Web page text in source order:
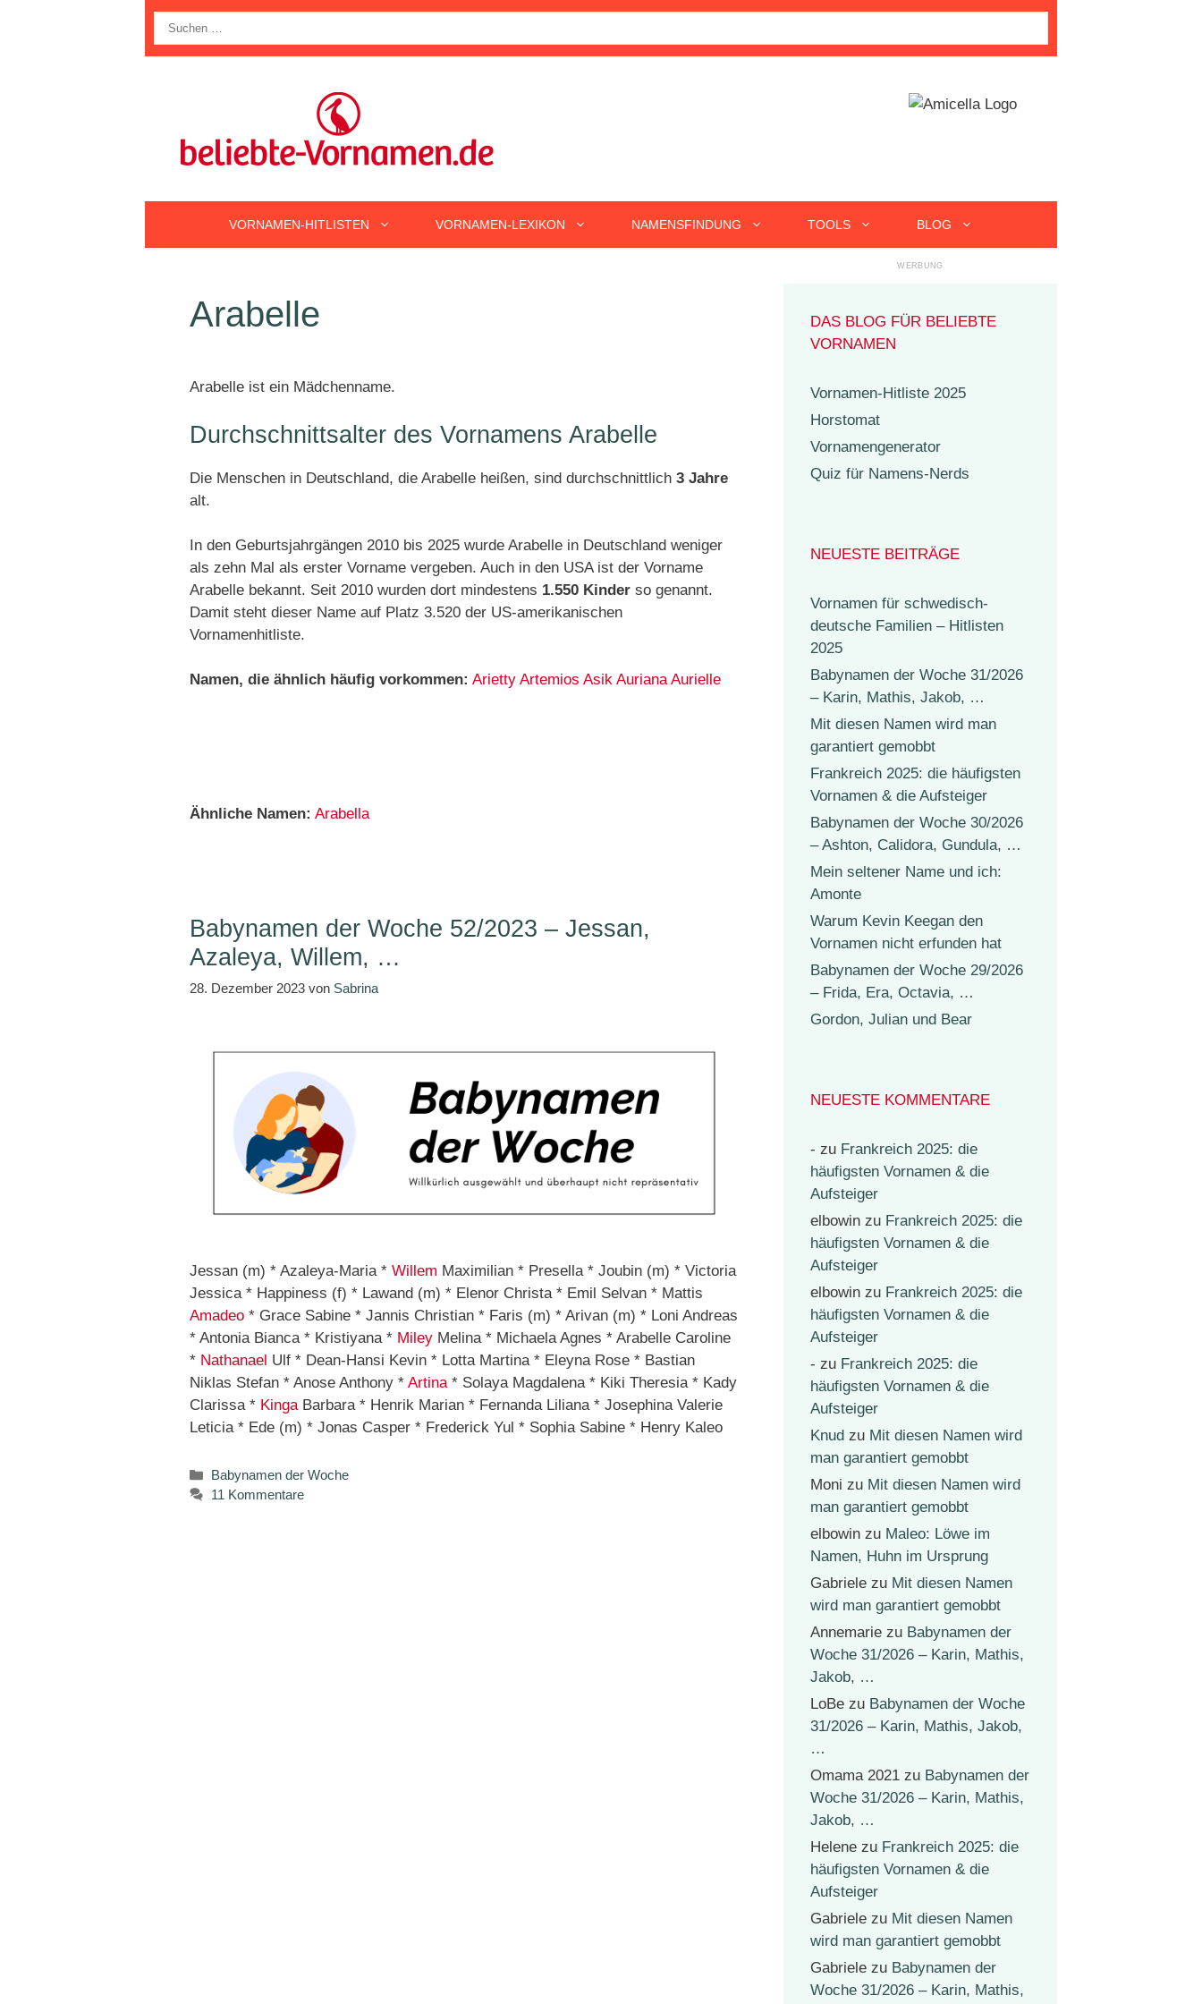
nach:
VORNAMEN-HITLISTEN VORNAMEN-LEXIKON NAMENSFINDUNG TOOLS BLOG
Arabelle
Arabelle ist ein Mädchenname.
Durchschnittsalter des Vornamens Arabelle
Die Menschen in Deutschland, die Arabelle heißen, sind durchschnittlich 3 Jahre
alt.
In den Geburtsjahrgängen 2010 bis 2025 wurde Arabelle in Deutschland weniger
als zehn Mal als erster Vorname vergeben. Auch in den USA ist der Vorname
Arabelle bekannt. Seit 2010 wurden dort mindestens 1.550 Kinder so genannt.
Damit steht dieser Name auf Platz 3.520 der US-amerikanischen
Vornamenhitliste.
Namen, die ähnlich häufig vorkommen: Arietty Artemios Asik Auriana Aurielle
Ähnliche Namen: Arabella
Babynamen der Woche 52/2023 – Jessan,
Azaleya, Willem, …
28. Dezember 2023 von Sabrina
Jessan (m) * Azaleya-Maria * Willem Maximilian * Presella * Joubin (m) * Victoria
Jessica * Happiness (f) * Lawand (m) * Elenor Christa * Emil Selvan * Mattis
Amadeo * Grace Sabine * Jannis Christian * Faris (m) * Arivan (m) * Loni Andreas
* Antonia Bianca * Kristiyana * Miley Melina * Michaela Agnes * Arabelle Caroline
* Nathanael Ulf * Dean-Hansi Kevin * Lotta Martina * Eleyna Rose * Bastian
Niklas Stefan * Anose Anthony * Artina* Solaya Magdalena * Kiki Theresia * Kady
Clarissa * KingaBarbara * Henrik Marian * Fernanda Liliana * Josephina Valerie
Leticia * Ede (m) * Jonas Casper * Frederick Yul * Sophia Sabine * Henry Kaleo
Kategorien
Babynamen der Woche
11 Kommentare
DAS BLOG FÜR BELIEBTE
VORNAMEN
Vornamen-Hitliste 2025
Horstomat
Vornamengenerator
Quiz für Namens-Nerds
NEUESTE BEITRÄGE
Vornamen für schwedisch-
deutsche Familien – Hitlisten
2025
Babynamen der Woche 31/2026
– Karin, Mathis, Jakob, …
Mit diesen Namen wird man
garantiert gemobbt
Frankreich 2025: die häufigsten
Vornamen & die Aufsteiger
Babynamen der Woche 30/2026
– Ashton, Calidora, Gundula, …
Mein seltener Name und ich:
Amonte
Warum Kevin Keegan den
Vornamen nicht erfunden hat
Babynamen der Woche 29/2026
– Frida, Era, Octavia, …
Gordon, Julian und Bear
NEUESTE KOMMENTARE
- zu Frankreich 2025: die
häufigsten Vornamen & die
Aufsteiger
elbowin zu Frankreich 2025: die
häufigsten Vornamen & die
Aufsteiger
elbowin zu Frankreich 2025: die
häufigsten Vornamen & die
Aufsteiger
- zu Frankreich 2025: die
häufigsten Vornamen & die
Aufsteiger
Knud zu Mit diesen Namen wird
man garantiert gemobbt
Moni zu Mit diesen Namen wird
man garantiert gemobbt
elbowin zu Maleo: Löwe im
Namen, Huhn im Ursprung
Gabriele zu Mit diesen Namen
wird man garantiert gemobbt
Annemarie zu Babynamen der
Woche 31/2026 – Karin, Mathis,
Jakob, …
LoBe zu Babynamen der Woche
31/2026 – Karin, Mathis, Jakob,
…
Omama 2021 zu Babynamen der
Woche 31/2026 – Karin, Mathis,
Jakob, …
Helene zu Frankreich 2025: die
häufigsten Vornamen & die
Aufsteiger
Gabriele zu Mit diesen Namen
wird man garantiert gemobbt
Gabriele zu Babynamen der
Woche 31/2026 – Karin, Mathis,